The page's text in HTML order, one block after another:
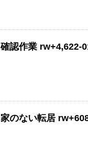
確認作業 rw+4,622-
家のない転居